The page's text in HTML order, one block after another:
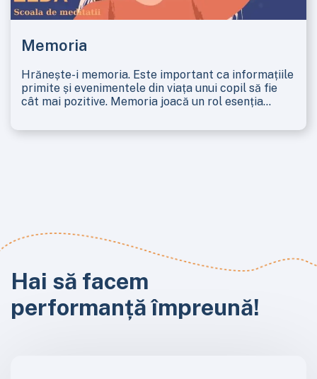
Memoria
Hrănește-i memoria. Este important ca informațiile
primite și evenimentele din viața unui copil să fie
cât mai pozitive. Memoria joacă un rol esenția...
Hai să facem
performanță împreună!